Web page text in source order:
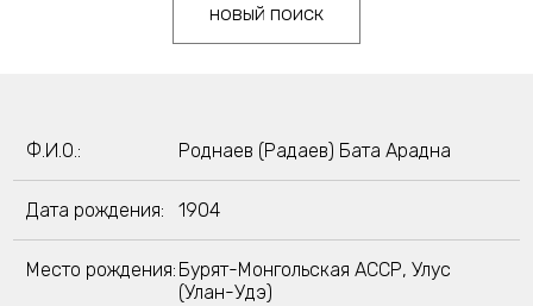
новый поиск
Ф.И.О.: Роднаев (Радаев) Бата Арадна
Дата рождения: 1904
Место рождения: Бурят-Монгольская АССР, Улус
(Улан-Удэ)